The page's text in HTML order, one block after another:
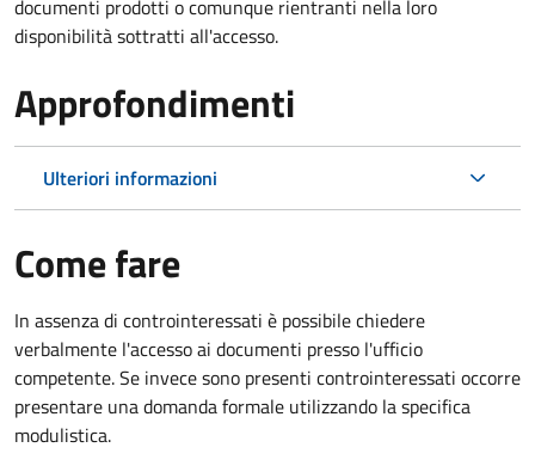
documenti prodotti o comunque rientranti nella loro
disponibilità sottratti all'accesso.
Approfondimenti
Ulteriori informazioni
Come fare
In assenza di controinteressati è possibile chiedere
verbalmente l'accesso ai documenti presso l'ufficio
competente. Se invece sono presenti controinteressati occorre
presentare una domanda formale utilizzando la specifica
modulistica.